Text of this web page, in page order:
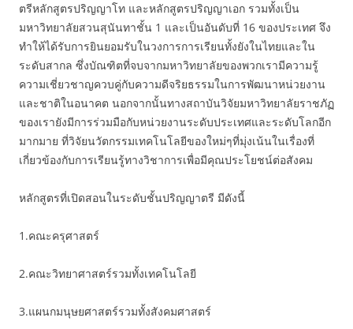
ตรีหลักสูตรปริญญาโท และหลักสูตรปริญญาเอก รวมทั้งเป็น
มหาวิทยาลัยสวนสุนันทาชั้น 1 และเป็นอันดับที่ 16 ของประเทศ จึง
ทำให้ได้รับการยินยอมรับในวงการการเรียนทั้งยังในไทยและใน
ระดับสากล ซึ่งบัณฑิตที่จบจากมหาวิทยาลัยของพวกเรามีความรู้
ความเชี่ยวชาญควบคู่กับความดีจริยธรรมในการพัฒนาหน่วยงาน
และชาติในอนาคต นอกจากนั้นทางสถาบันวิจัยมหาวิทยาลัยราชภัฏ
ของเรายังมีการร่วมมือกับหน่วยงานระดับประเทศและระดับโลกอีก
มากมาย ที่วิจัยนวัตกรรมเทคโนโลยีของใหม่ๆที่มุ่งเน้นในเรื่องที่
เกี่ยวข้องกับการเรียนรู้ทางวิชาการเพื่อมีคุณประโยชน์ต่อสังคม
หลักสูตรที่เปิดสอนในระดับชั้นปริญญาตรี มีดังนี้
1.คณะครุศาสตร์
2.คณะวิทยาศาสตร์รวมทั้งเทคโนโลยี
3.แผนกมนุษยศาสตร์รวมทั้งสังคมศาสตร์